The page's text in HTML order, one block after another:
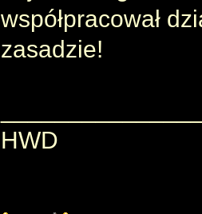
współpracował
zasadzie!
HWD